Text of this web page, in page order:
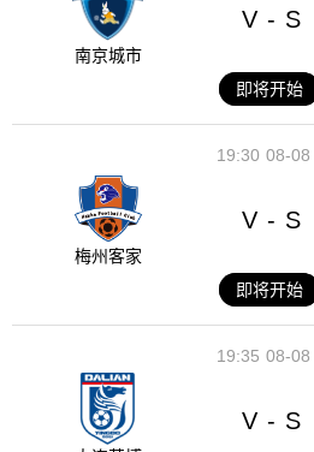
南京城市
V - S
即将开始
08-08
19:30
梅州客家
V - S
即将开始
08-08
19:35
V - S